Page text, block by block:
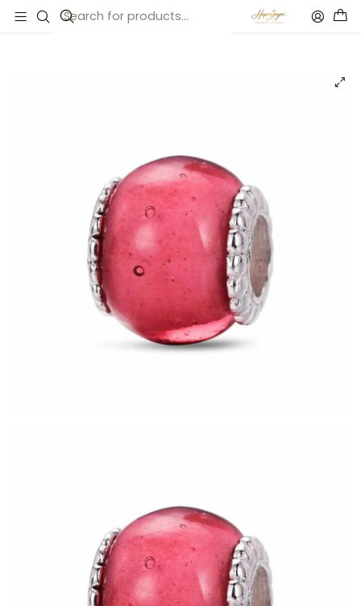
Inicio Catálogo Abalorio murano rosa plata